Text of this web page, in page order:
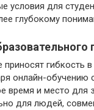
условия для
глубокому
приносят гибкость
онлайн-обучению
время и место для
для людей,